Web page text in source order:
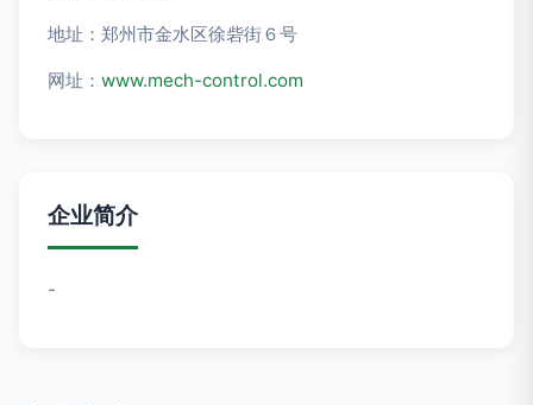
地址：郑州市金水区徐砦街６号
网址： www.mech-control.com
企业简介
-